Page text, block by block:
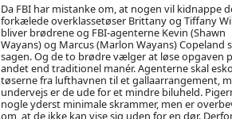
Da FBI har mistanke om, at nogen vil kidnappe
forkælede overklassetøser Brittany og Tiffany
bliver brødrene og FBI-agenterne Kevin (Shawn
Wayans) og Marcus (Marlon Wayans) Copeland
sagen. Og de to brødre vælger at løse opgaven
andet end traditionel manér. Agenterne skal
tøserne fra lufthavnen til et gallaarrangement,
undervejs er de ude for et mindre biluheld.
nogle yderst minimale skrammer, men er
om, at de ikke kan vise sig uden for en dør.